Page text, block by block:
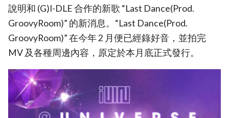
說明和 (G)I-DLE 合作的新歌 “Last Dance(Prod.
GroovyRoom)” 的新消息。“Last Dance(Prod.
GroovyRoom)” 在今年 2 月便已經錄好音，並拍完
MV 及各種周邊內容，原定於本月底正式發行。